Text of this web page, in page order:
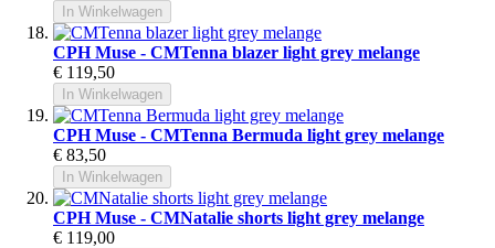
In Winkelwagen
CPH Muse - CMTenna blazer light grey melange
€ 119,50
In Winkelwagen
CPH Muse - CMTenna Bermuda light grey melange
€ 83,50
In Winkelwagen
CPH Muse - CMNatalie shorts light grey melange
€ 119,00